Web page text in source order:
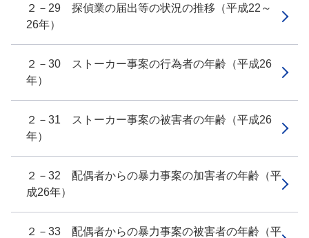
２－29 探偵業の届出等の状況の推移（平成22～
26年）
２－30 ストーカー事案の行為者の年齢（平成26
年）
２－31 ストーカー事案の被害者の年齢（平成26
年）
２－32 配偶者からの暴力事案の加害者の年齢（平
成26年）
２－33 配偶者からの暴力事案の被害者の年齢（平